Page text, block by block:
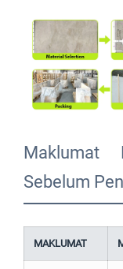
Maklumat
Sebelum
MAKLUMAT